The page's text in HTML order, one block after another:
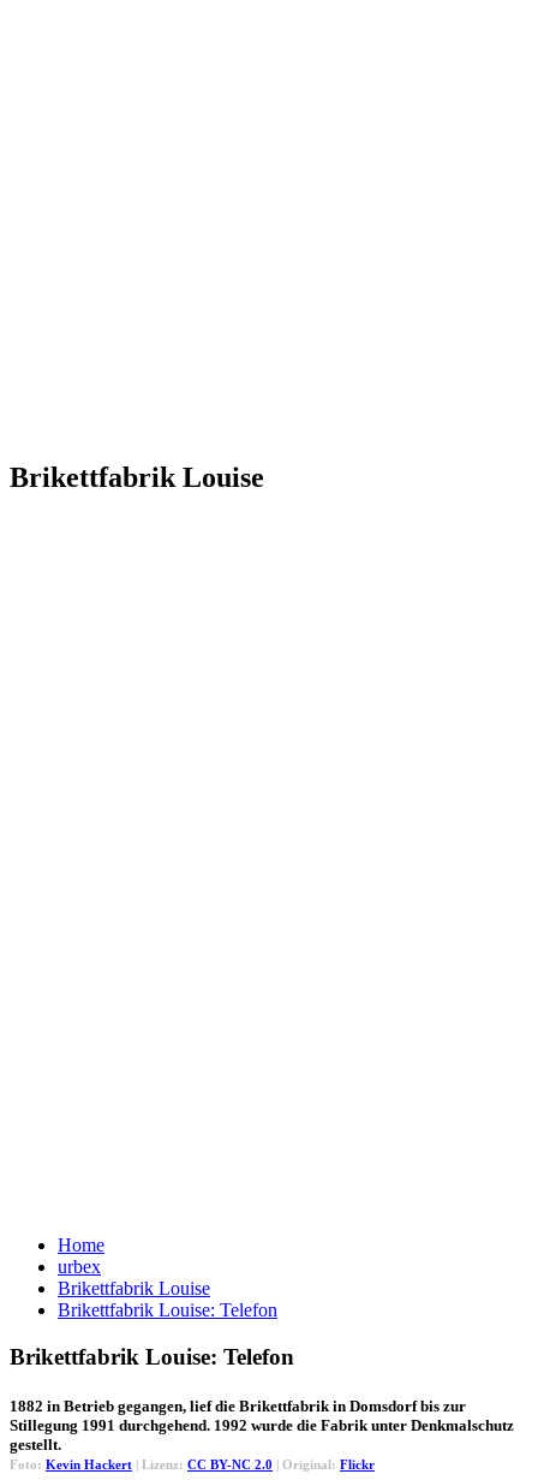
Brikettfabrik Louise
Home
urbex
Brikettfabrik Louise
Brikettfabrik Louise: Telefon
Brikettfabrik Louise: Telefon
1882 in Betrieb gegangen, lief die Brikettfabrik in Domsdorf bis zur
Stillegung 1991 durchgehend. 1992 wurde die Fabrik unter Denkmalschutz
gestellt.
Foto: Kevin Hackert | Lizenz: CC BY-NC 2.0 | Original: Flickr